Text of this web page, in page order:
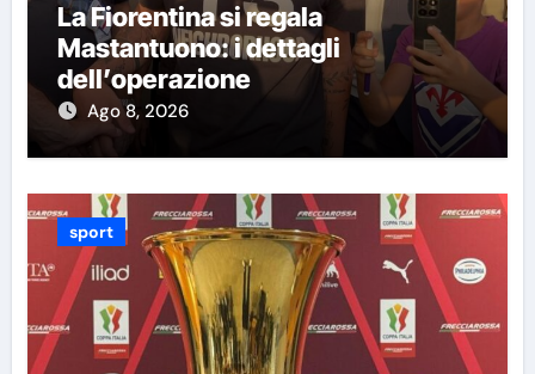
La Fiorentina si regala
Mastantuono: i dettagli
dell’operazione
Ago 8, 2026
sport